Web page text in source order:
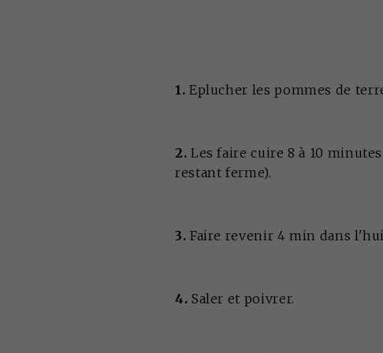
1. Eplucher les pommes de
2. Les faire cuire 8 à 10
restant ferme).
3. Faire revenir 4 min dans
4. Saler et poivrer.